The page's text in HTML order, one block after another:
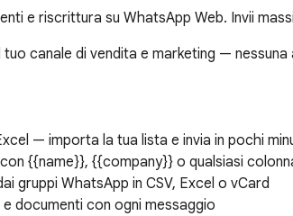
e riscrittura su WhatsApp Web. Invii
canale di vendita e marketing —
— importa la tua lista e invia in pochi
{{name}}, {{company}} o qualsiasi
gruppi WhatsApp in CSV, Excel o vCard
documenti con ogni messaggio